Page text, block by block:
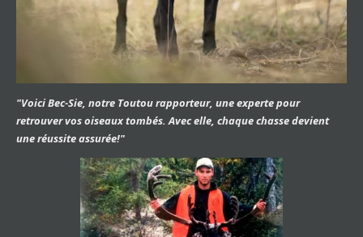
"Voici Bec-Sie, notre Toutou rapporteur, une experte pour
retrouver vos oiseaux tombés. Avec elle, chaque chasse devient
une réussite assurée!"